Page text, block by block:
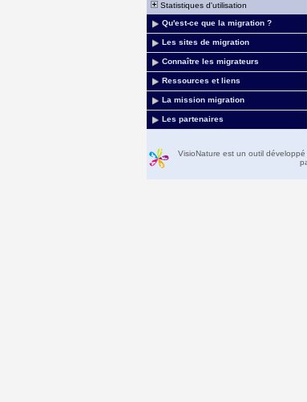
Statistiques d'utilisation
Qu'est-ce que la migration ?
Les sites de migration
Connaître les migrateurs
Ressources et liens
La mission migration
Les partenaires
VisioNature est un outil